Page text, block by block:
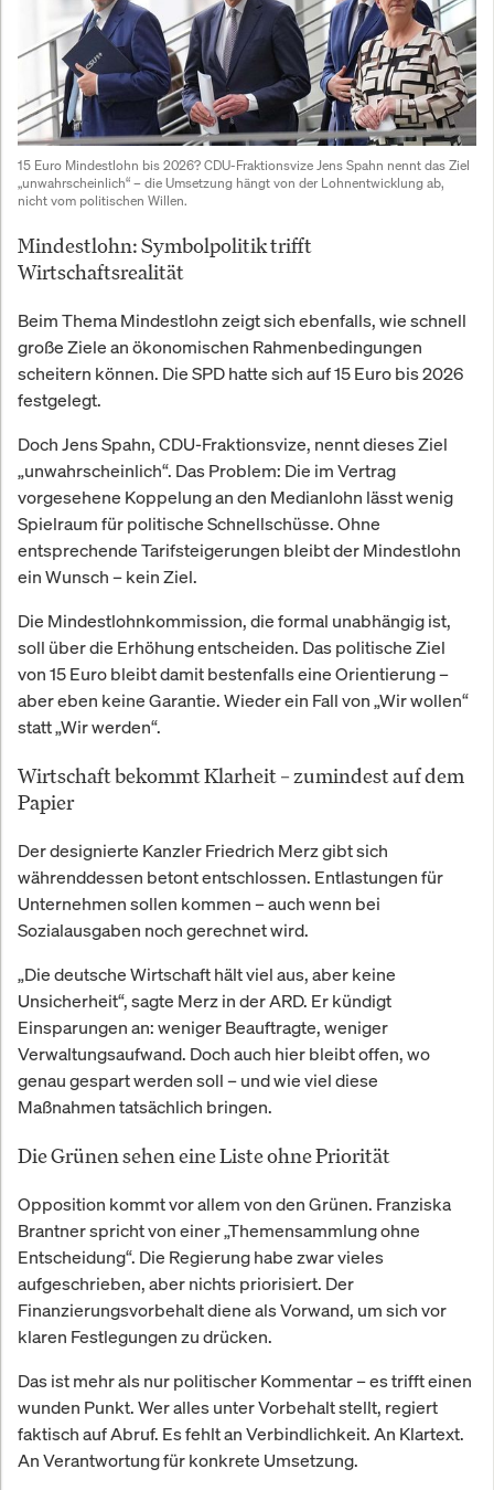
15 Euro Mindestlohn bis 2026? CDU-Fraktionsvize Jens Spahn nennt das Ziel
„unwahrscheinlich“ – die Umsetzung hängt von der Lohnentwicklung ab,
nicht vom politischen Willen.
Mindestlohn: Symbolpolitik trifft
Wirtschaftsrealität
Beim Thema Mindestlohn zeigt sich ebenfalls, wie schnell
große Ziele an ökonomischen Rahmenbedingungen
scheitern können. Die SPD hatte sich auf 15 Euro bis 2026
festgelegt.
Doch Jens Spahn, CDU-Fraktionsvize, nennt dieses Ziel
„unwahrscheinlich“. Das Problem: Die im Vertrag
vorgesehene Koppelung an den Medianlohn lässt wenig
Spielraum für politische Schnellschüsse. Ohne
entsprechende Tarifsteigerungen bleibt der Mindestlohn
ein Wunsch – kein Ziel.
Die Mindestlohnkommission, die formal unabhängig ist,
soll über die Erhöhung entscheiden. Das politische Ziel
von 15 Euro bleibt damit bestenfalls eine Orientierung –
aber eben keine Garantie. Wieder ein Fall von „Wir wollen“
statt „Wir werden“.
Wirtschaft bekommt Klarheit – zumindest auf dem
Papier
Der designierte Kanzler Friedrich Merz gibt sich
währenddessen betont entschlossen. Entlastungen für
Unternehmen sollen kommen – auch wenn bei
Sozialausgaben noch gerechnet wird.
„Die deutsche Wirtschaft hält viel aus, aber keine
Unsicherheit“, sagte Merz in der ARD. Er kündigt
Einsparungen an: weniger Beauftragte, weniger
Verwaltungsaufwand. Doch auch hier bleibt offen, wo
genau gespart werden soll – und wie viel diese
Maßnahmen tatsächlich bringen.
Die Grünen sehen eine Liste ohne Priorität
Opposition kommt vor allem von den Grünen. Franziska
Brantner spricht von einer „Themensammlung ohne
Entscheidung“. Die Regierung habe zwar vieles
aufgeschrieben, aber nichts priorisiert. Der
Finanzierungsvorbehalt diene als Vorwand, um sich vor
klaren Festlegungen zu drücken.
Das ist mehr als nur politischer Kommentar – es trifft einen
wunden Punkt. Wer alles unter Vorbehalt stellt, regiert
faktisch auf Abruf. Es fehlt an Verbindlichkeit. An Klartext.
An Verantwortung für konkrete Umsetzung.